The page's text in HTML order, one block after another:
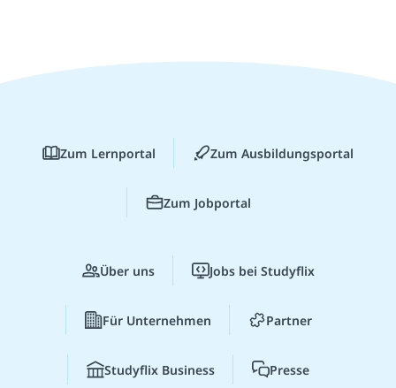
Zum Lernportal Zum Ausbildungsportal
Zum Jobportal
Über uns Jobs bei Studyflix
Für Unternehmen Partner
Studyflix Business Presse